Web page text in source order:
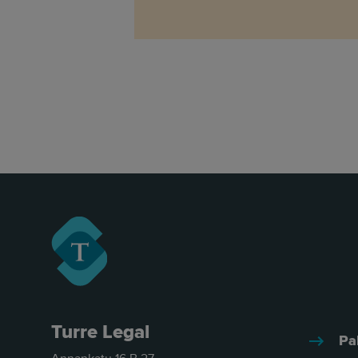
Turre Legal